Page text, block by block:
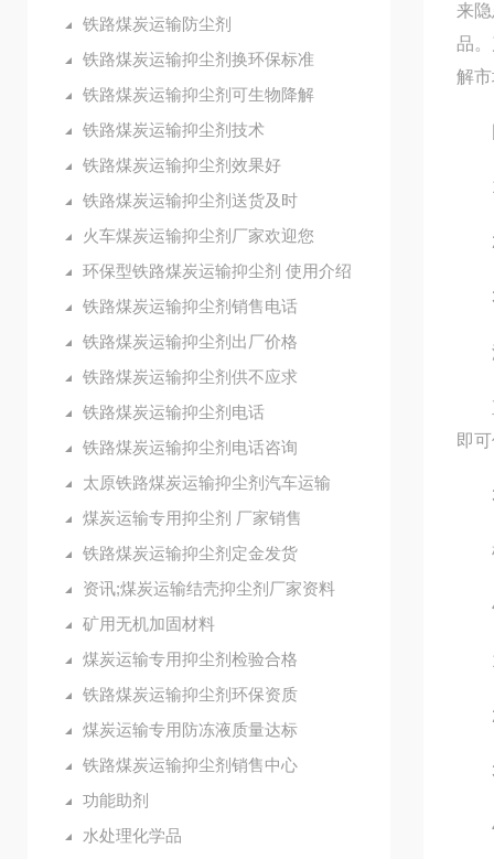
铁路煤炭运输防尘剂
铁路煤炭运输抑尘剂换环保标准
铁路煤炭运输抑尘剂可生物降解
铁路煤炭运输抑尘剂技术
铁路煤炭运输抑尘剂效果好
铁路煤炭运输抑尘剂送货及时
火车煤炭运输抑尘剂厂家欢迎您
环保型铁路煤炭运输抑尘剂 使用介绍
铁路煤炭运输抑尘剂销售电话
铁路煤炭运输抑尘剂出厂价格
铁路煤炭运输抑尘剂供不应求
铁路煤炭运输抑尘剂电话
铁路煤炭运输抑尘剂电话咨询
太原铁路煤炭运输抑尘剂汽车运输
煤炭运输专用抑尘剂 厂家销售
铁路煤炭运输抑尘剂定金发货
资讯;煤炭运输结壳抑尘剂厂家资料
矿用无机加固材料
煤炭运输专用抑尘剂检验合格
铁路煤炭运输抑尘剂环保资质
煤炭运输专用防冻液质量达标
铁路煤炭运输抑尘剂销售中心
功能助剂
水处理化学品
来
品
解
1.
2.
3.
液
直
即
3
根
4
1.
2.
3.
4.